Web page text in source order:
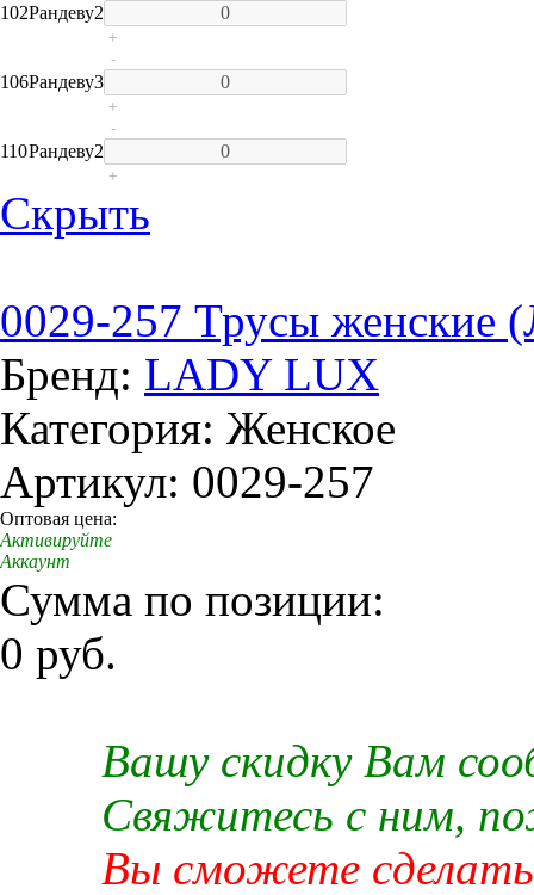
102Рандеву2
+
106Рандеву3
-
+
110Рандеву2
-
+
Скрыть
0029-257 Трусы женские
Бренд: LADY LUX
Категория: Женское
Артикул: 0029-257
Оптовая цена:
Активируйте
Аккаунт
Сумма по позиции:
0 руб.
Вашу скидку Вам
Свяжитесь с ним,
Вы сможете сделать